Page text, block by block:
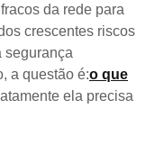
da rede para
crescentes riscos
segurança
a questão é:o que
ela precisa